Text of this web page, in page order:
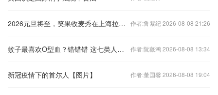
2026元旦将至，笑果收麦秀在上海拉开大幕 作者:鲁紫纪 2026-08-08 21:26
蚊子最喜欢O型血？错错错 这七类人在它们眼里才是“真香” 作者:阮薇鸿 2026-08-08 13:34
新冠疫情下的首尔人【图片】 作者:董国馨 2026-08-08 19:04